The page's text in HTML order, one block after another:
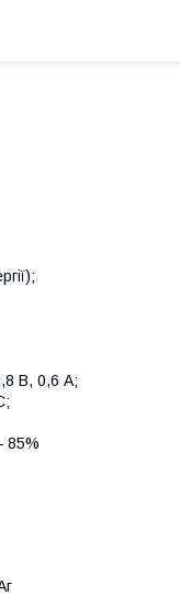
В, 0,6 А;
°C;
85%